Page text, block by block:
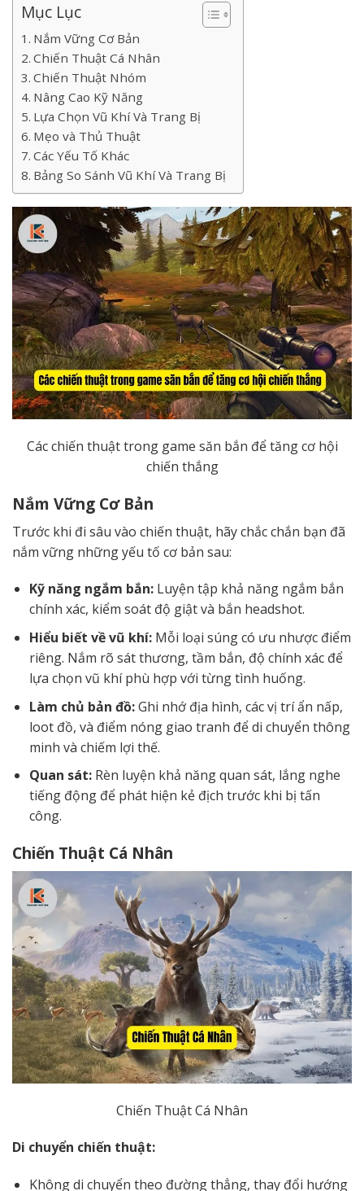
Mục Lục
Nắm Vững Cơ Bản
Chiến Thuật Cá Nhân
Chiến Thuật Nhóm
Nâng Cao Kỹ Năng
Lựa Chọn Vũ Khí Và Trang Bị
Mẹo và Thủ Thuật
Các Yếu Tố Khác
Bảng So Sánh Vũ Khí Và Trang Bị
Các chiến thuật trong game săn bắn để tăng cơ hội
chiến thắng
Nắm Vững Cơ Bản
Trước khi đi sâu vào chiến thuật, hãy chắc chắn bạn đã
nắm vững những yếu tố cơ bản sau:
Kỹ năng ngắm bắn:Luyện tập khả năng ngắm bắn
chính xác, kiểm soát độ giật và bắn headshot.
Hiểu biết về vũ khí:Mỗi loại súng có ưu nhược điểm
riêng. Nắm rõ sát thương, tầm bắn, độ chính xác để
lựa chọn vũ khí phù hợp với từng tình huống.
Làm chủ bản đồ:Ghi nhớ địa hình, các vị trí ẩn nấp,
loot đồ, và điểm nóng giao tranh để di chuyển thông
minh và chiếm lợi thế.
Quan sát:Rèn luyện khả năng quan sát, lắng nghe
tiếng động để phát hiện kẻ địch trước khi bị tấn
công.
Chiến Thuật Cá Nhân
Chiến Thuật Cá Nhân
Di chuyển chiến thuật:
Không di chuyển theo đường thẳng, thay đổi hướng